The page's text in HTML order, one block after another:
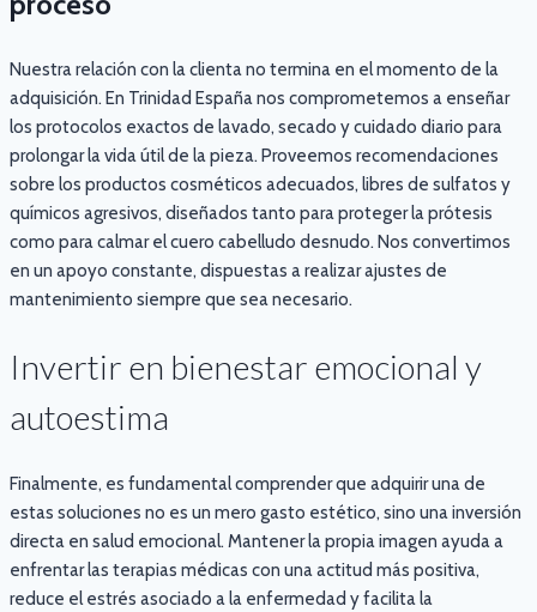
Nuestra relación con la clienta no termina en el momento de la
adquisición. En Trinidad España nos comprometemos a enseñar
los protocolos exactos de lavado, secado y cuidado diario para
prolongar la vida útil de la pieza. Proveemos recomendaciones
sobre los productos cosméticos adecuados, libres de sulfatos y
químicos agresivos, diseñados tanto para proteger la prótesis
como para calmar el cuero cabelludo desnudo. Nos convertimos
en un apoyo constante, dispuestas a realizar ajustes de
mantenimiento siempre que sea necesario.
Invertir en bienestar emocional y
autoestima
Finalmente, es fundamental comprender que adquirir una de
estas soluciones no es un mero gasto estético, sino una inversión
directa en salud emocional. Mantener la propia imagen ayuda a
enfrentar las terapias médicas con una actitud más positiva,
reduce el estrés asociado a la enfermedad y facilita la